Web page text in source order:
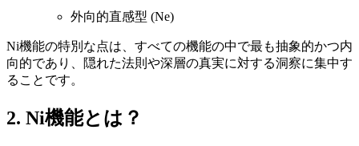
外向的直感型 (Ne)
Ni機能の特別な点は、すべての機能の中で最も抽象的かつ内
向的であり、隠れた法則や深層の真実に対する洞察に集中す
ることです。
2. Ni機能とは？